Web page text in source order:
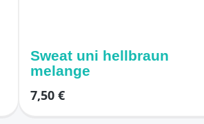
Sweat uni hellbraun
melange
7,50 €